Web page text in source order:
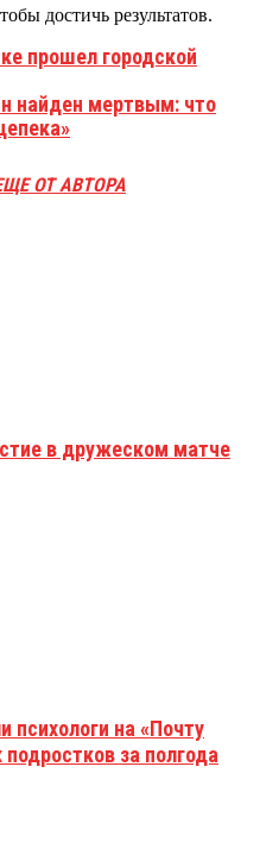
достичь результатов.
прошел городской
найден мертвым: что
ОТ АВТОРА
в дружеском матче
психологи на «Почту
за полгода